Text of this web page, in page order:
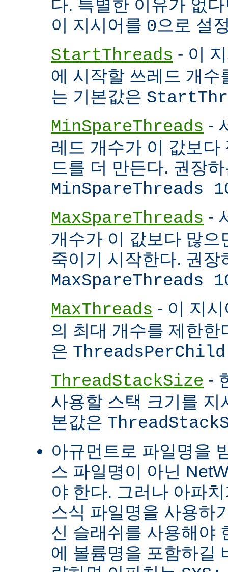
다. 특별한 이유가 없
이 지시어를 0으로 설
StartThreads - 이
에 시작할 쓰레드 개수
는 기본값은
MinSpareThreads -
레드 개수가 이 값보다
드를 더 만든다. 권장
MinSpareThreads
MaxSpareThreads -
개수가 이 값보다 많으
죽이기 시작한다. 권장
MaxSpareThreads
MaxThreads - 이 지
의 최대 개수를 제한한
은
ThreadStackSize -
사용할 스택 크기를 지
본값은
아규먼트로 파일명을
스 파일명이 아닌
야 한다. 그러나 아파
스식 파일명을 사용하
신 슬래쉬를 사용해야
에 볼륨명을 포함하길